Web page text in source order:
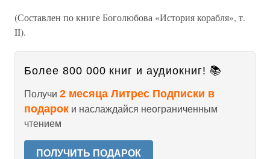
(Составлен по книге Боголюбова «История корабля», т.
II).
Более 800 000 книг и аудиокниг! 📚
Получи 2 месяца Литрес Подписки в
подарок и наслаждайся неограниченным
чтением
ПОЛУЧИТЬ ПОДАРОК